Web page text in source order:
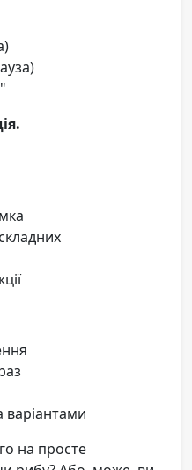
варіантами
на просте